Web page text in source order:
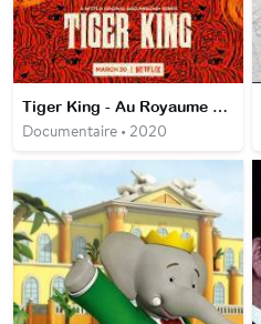
Tiger King - Au Royaume des fauves
Documentaire • 2020